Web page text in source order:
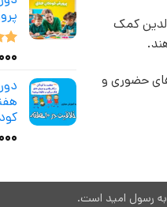
کمک
حضوری و
رسول امید است.